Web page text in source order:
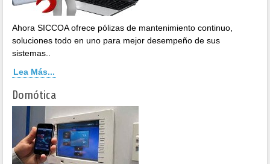
Ahora SICCOA ofrece pólizas de mantenimiento continuo,
soluciones todo en uno para mejor desempeño de sus
sistemas..
Lea Más...
Domótica